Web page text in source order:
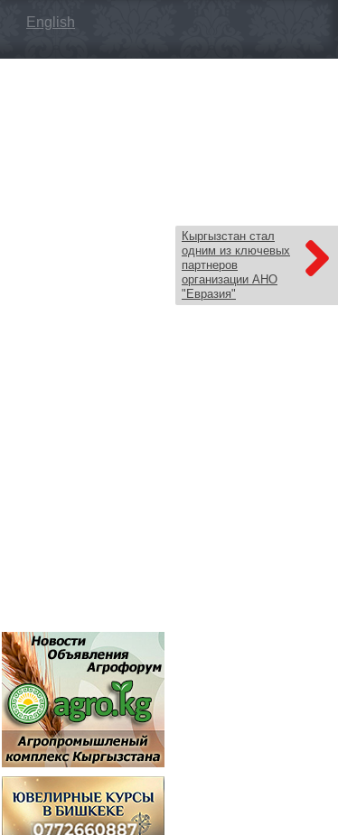
English
Кыргызстан стал
одним из ключевых
партнеров
организации АНО
"Евразия"